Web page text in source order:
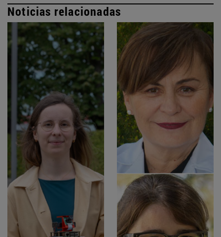
Noticias relacionadas